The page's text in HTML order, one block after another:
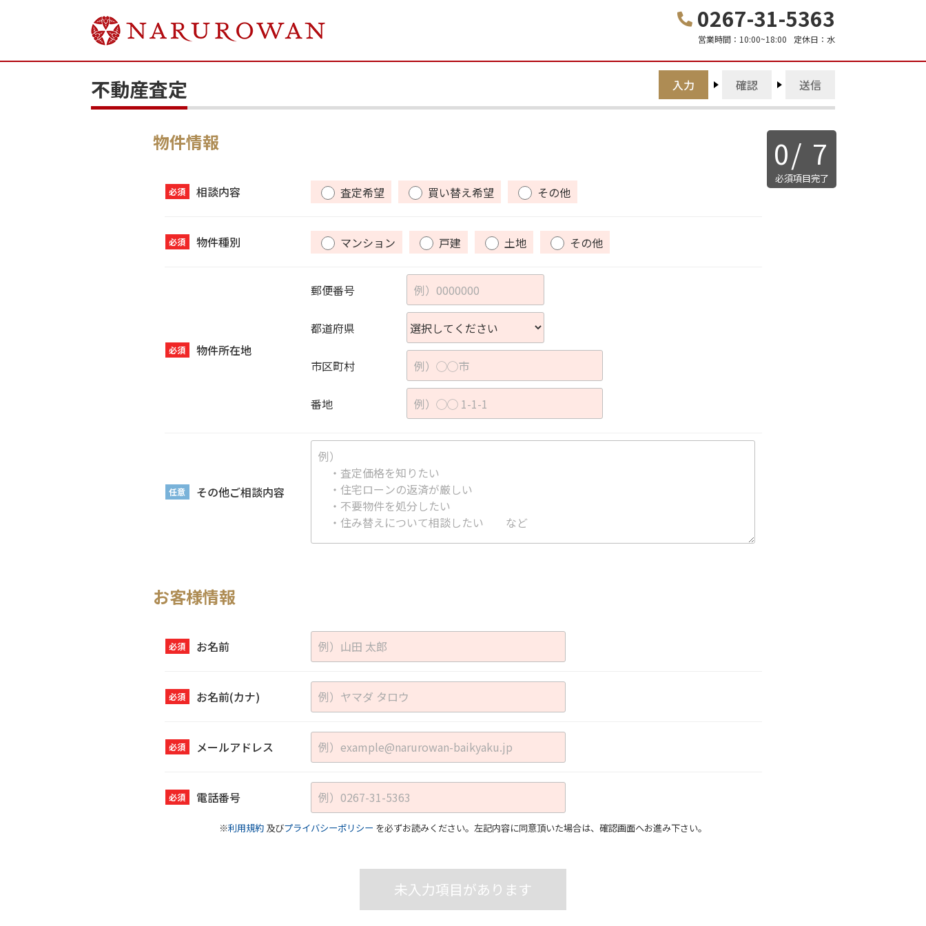
0267-31-5363
営業時間： 10:00~18:00 定休日： 水
不動産査定
0/ 7
必須項目完了
入力 確認 送信
物件情報
必須 相談内容 査定希望 買い替え希望 その他
必須 物件種別 マンション 戸建 土地 その他
必須 物件所在地
郵便番号
都道府県
市区町村
番地
任意 その他ご相談内容
お客様情報
必須 お名前
必須 お名前(カナ)
必須 メールアドレス
必須 電話番号
※利用規約 及びプライバシーポリシー を必ずお読みください。左記内容に同意頂いた場合は、確認画面へお進み下さい。
未入力項目があります